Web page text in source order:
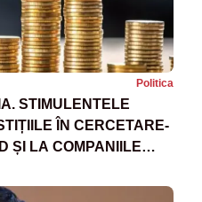
Politica
STIMULENTELE
ÎN CERCETARE-
ȘI LA COMPANIILE